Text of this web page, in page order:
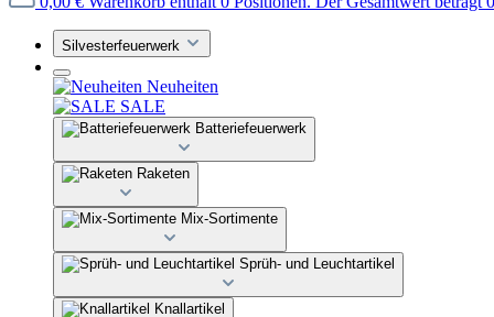
Silvesterfeuerwerk
Neuheiten
SALE
Batteriefeuerwerk
Raketen
Mix-Sortimente
Sprüh- und Leuchtartikel
Knallartikel